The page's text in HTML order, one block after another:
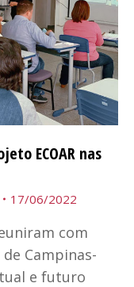
ECOAR nas
17/06/2022
com
Campinas-
e futuro